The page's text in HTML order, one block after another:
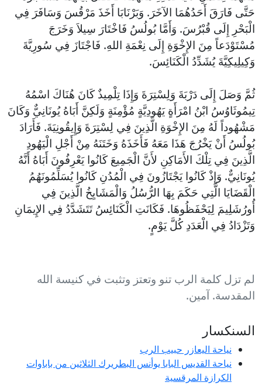
حَتَّى فَارَقَ أَحَدُهُمَا الآخَرَ. وَبَرْنَابَا أَخَذَ مَرْقُسَ وَسَافَرَ فِي
الْبَحْرِ إِلَى قُبْرُسَ. وَأَمَّا بُولُسُ فَاخْتَارَ سِيلاَ وَخَرَجَ
مُسْتَوْدَعاً مِنَ الإِخْوَةِ إِلَى نِعْمَةِ اللهِ. فَاجْتَازَ فِي سُورِيَّةَ
وَكِيلِيكِيَّةَ يُشَدِّدُ الْكَنَائِسَ.
ثُمَّ وَصَلَ إِلَى دَرْبَةَ وَلِسْتِرَةَ وَإِذَا تِلْمِيذٌ كَانَ هُنَاكَ اسْمُهُ
تِيمُوثَاوُسُ ابْنُ امْرَأَةٍ يَهُودِيَّةٍ مُؤْمِنَةٍ وَلَكِنَّ أَبَاهُ يُونَانِيٌّ وَكَانَ
مَشْهُوداً لَهُ مِنَ الإِخْوَةِ الَّذِينَ فِي لِسْتِرَةَ وَإِيقُونِيَةَ. فَأَرَادَ
بُولُسُ أَنْ يَخْرُجَ هَذَا مَعَهُ فَأَخَذَهُ وَخَتَنَهُ مِنْ أَجْلِ الْيَهُودِ
الَّذِينَ فِي تِلْكَ الأَمَاكِنِ لأَنَّ الْجَمِيعَ كَانُوا يَعْرِفُونَ أَبَاهُ أَنَّهُ
يُونَانِيٌّ. وَإِذْ كَانُوا يَجْتَازُونَ فِي الْمُدُنِ كَانُوا يُسَلِّمُونَهُمُ
الْقَضَايَا الَّتِي حَكَمَ بِهَا الرُّسُلُ وَالْمَشَايِخُ الَّذِينَ فِي
أُورُشَلِيمَ لِيَحْفَظُوهَا. فَكَانَتِ الْكَنَائِسُ تَتَشَدَّدُ فِي الإِيمَانِ
وَتَزْدَادُ فِي الْعَدَدِ كُلَّ يَوْمٍ.
لم تزل كلمة الرب تنو وتعتز وتثبت في كنيسة الله
المقدسة. آمين.
السنكسار
نياحة اليعازر حبيب الرب
نياحة القديس البابا يوأنس البطريرك الثلاثين من باباوات
الكرازة المرقسية